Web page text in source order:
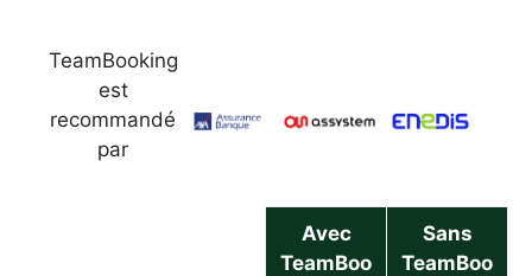
TeamBooking
est
recommandé
par
Avec
TeamBoo
Sans
TeamBoo